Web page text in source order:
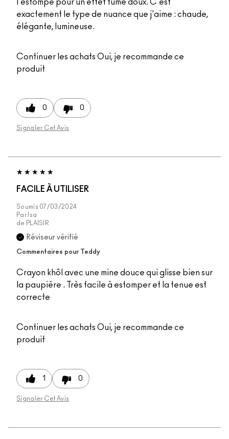
l'estompe pour un effet fumé doux. C'est
exactement le type de nuance que j'aime : chaude,
élégante, lumineuse.
Continuer les achats Oui, je recommande ce
produit
0 0
Signaler Cet Avis
FACILE À UTILISER
Soumis 07/03/2024
Par Isa
de PLAISIR
Réviseur vérifié
Commentaires pour Teddy
Crayon khôl avec une mine douce qui glisse bien sur
la paupière . Très facile à estomper et la tenue est
correcte
Continuer les achats Oui, je recommande ce
produit
1 0
Signaler Cet Avis